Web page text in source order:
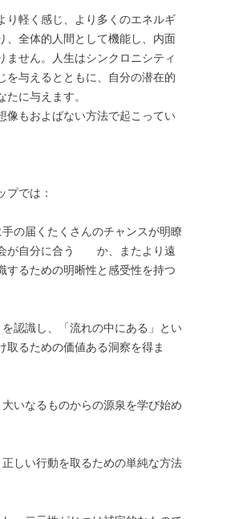
り軽く感じ、より多くのエネルギ
、全体的人間として機能し、内面
せん。人生はシンクロニシティ
を与えるとともに、自分の潜在的
に与えます。
像もおよばない方法で起こってい
プでは：
の届くたくさんのチャンスが明瞭
会が自分に合う か、またより遠
するための明晰性と感受性を持つ
認識し、「流れの中にある」とい
取るための価値ある洞察を得ま
いなるものからの源泉を学び始め
しい行動を取るための単純な方法